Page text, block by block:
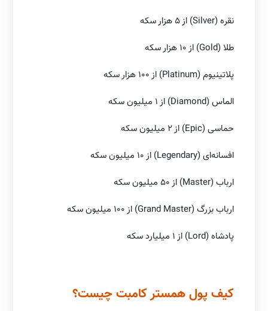
نقره (Silver) از ۵ هزار سکه
طلا (Gold) از ۱۰ هزار سکه
پلاتینیوم (Platinum) از ۱۰۰ هزار سکه
الماس (Diamond) از ۱ میلیون سکه
حماسی (Epic) از ۲ میلیون سکه
افسانه‌ای (Legendary) از ۱۰ میلیون سکه
ارباب (Master) از ۵۰ میلیون سکه
ارباب بزرگ (Grand Master) از ۱۰۰ میلیون سکه
پادشاه (Lord) از ۱ میلیارد سکه
کیف پول همستر کامبت چیست؟